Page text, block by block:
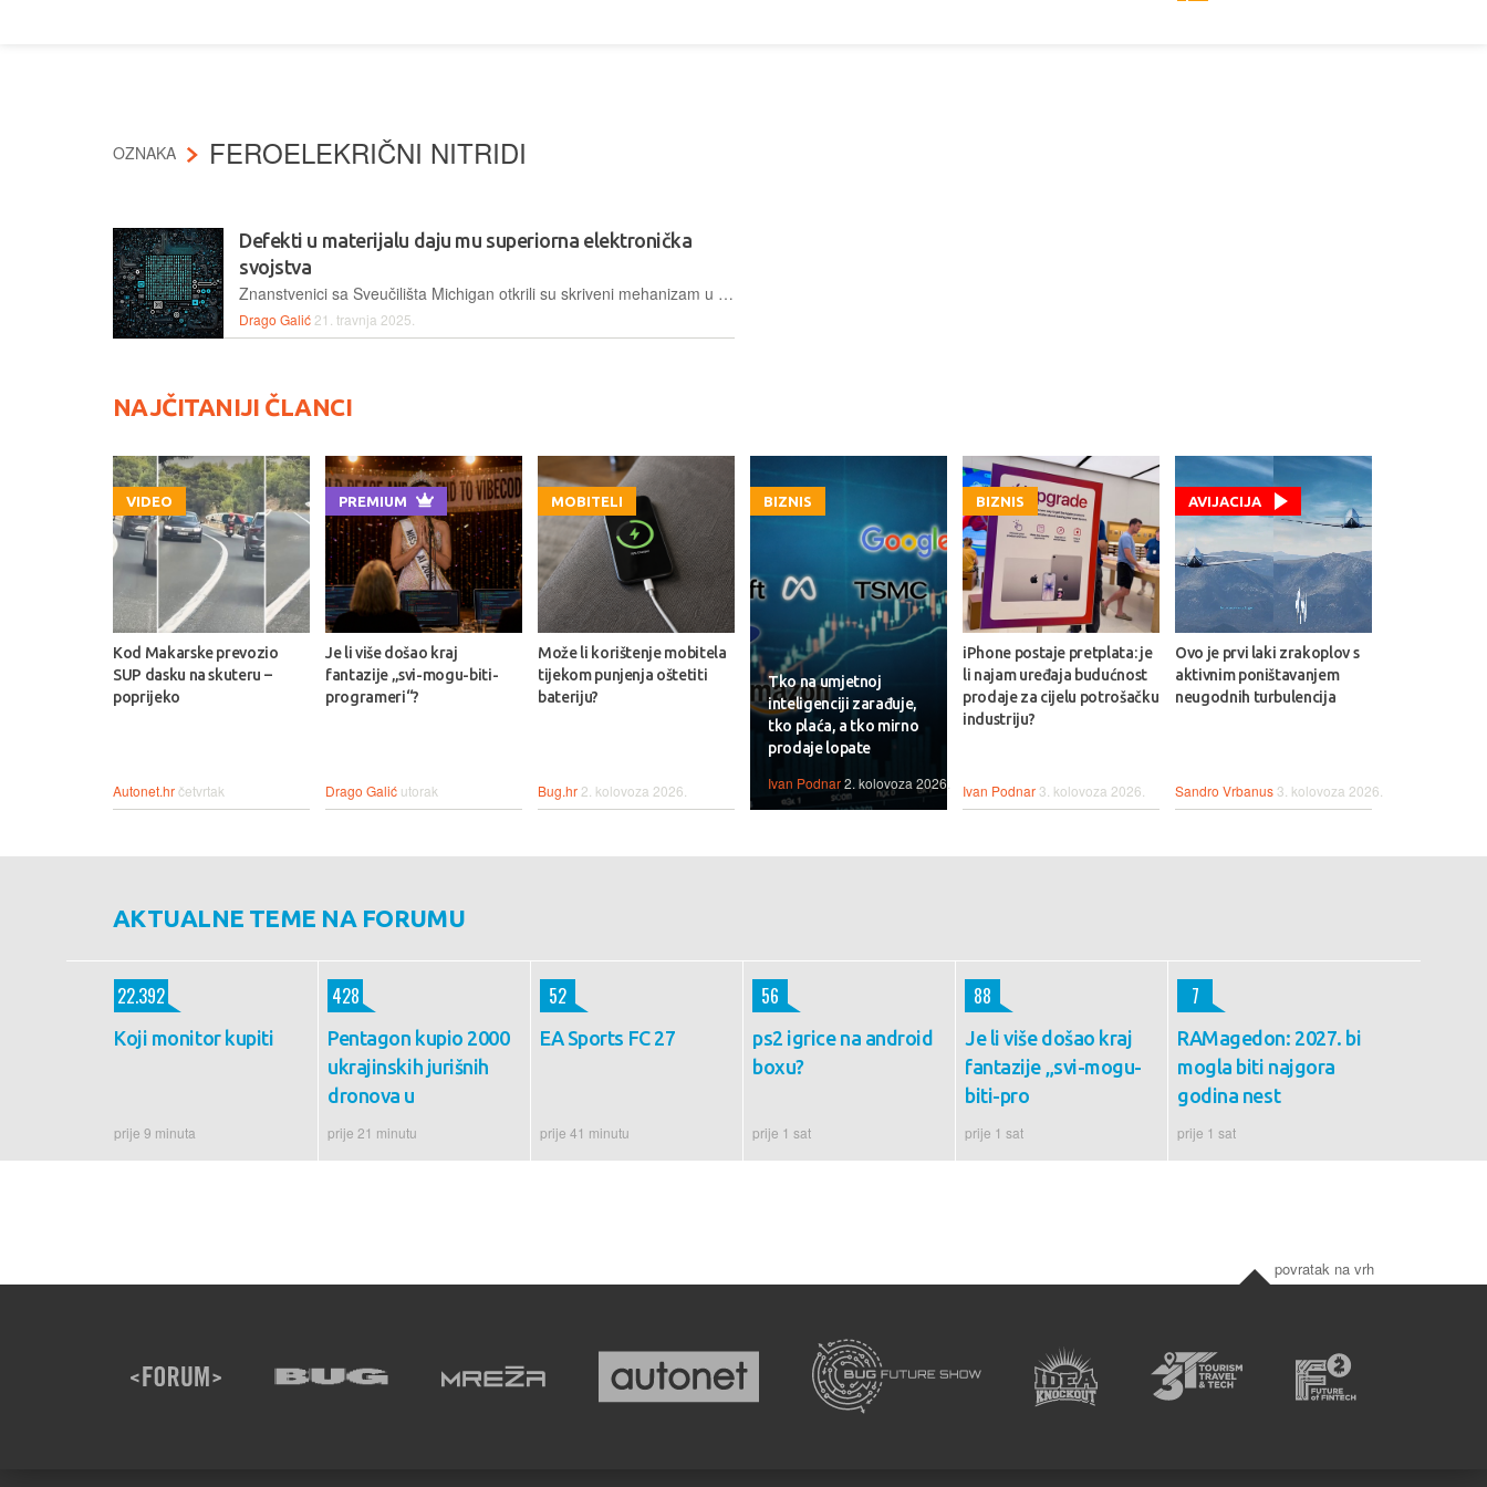
OZNAKA FEROELEKRIČNI NITRIDI
Defekti u materijalu daju mu superiorna elektronička
svojstva
Znanstvenici sa Sveučilišta Michigan otkrili su skriveni mehanizam u feroelektričnim nitridima, obećavajućoj klasi poluvodiča, koji im omogućuje održavanje stabilnosti dok podržavaju suprotna električna polja. Ovo otkriće moglo bi biti korisno za kvantno računalstvo i energetski učinkovitu elektroniku
Drago Galić 21. travnja 2025.
NAJČITANIJI ČLANCI
VIDEO
Kod Makarske prevozio
SUP dasku na skuteru –
poprijeko
Autonet.hrčetvrtak
PREMIUM
Je li više došao kraj
fantazije „svi-mogu-biti-
programeri“?
Drago Galić utorak
MOBITELI
Može li korištenje mobitela
tijekom punjenja oštetiti
bateriju?
Bug.hr 2. kolovoza 2026.
BIZNIS
Tko na umjetnoj
inteligenciji zarađuje,
tko plaća, a tko mirno
prodaje lopate
Ivan Podnar2. kolovoza 2026.
BIZNIS
iPhone postaje pretplata: je
li najam uređaja budućnost
prodaje za cijelu potrošačku
industriju?
Ivan Podnar 3. kolovoza 2026.
AVIJACIJA
Ovo je prvi laki zrakoplov s
aktivnim poništavanjem
neugodnih turbulencija
Sandro Vrbanus 3. kolovoza 2026.
AKTUALNE TEME NA FORUMU
Koji monitor kupiti
prije 9 minuta
22.392
Pentagon kupio 2000
ukrajinskih jurišnih
dronova u
prije 21 minutu
428
EA Sports FC 27
prije 41 minutu
52
ps2 igrice na android
boxu?
prije 1 sat
56
Je li više došao kraj
fantazije „svi-mogu-
biti-pro
prije 1 sat
88
RAMagedon: 2027. bi
mogla biti najgora
godina nest
prije 1 sat
7
povratak na vrh